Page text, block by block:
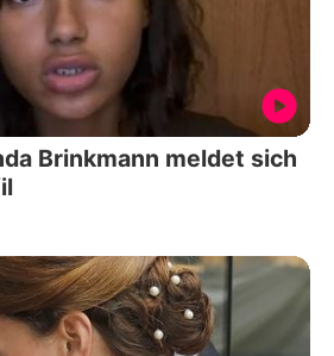
Brinkmann meldet sich